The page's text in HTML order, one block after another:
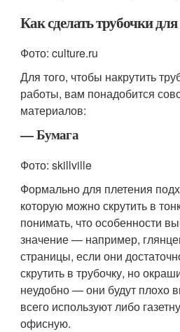
Как сделать трубочки
Фото: culture.ru
Для того, чтобы накрутить
работы, вам понадобится
материалов:
— Бумага
Фото: skillville
Формально для плетения
которую можно скрутить в
понимать, что особенности
значение — например,
страницы, если они
скрутить в трубочку, но
неудобно — они будут плохо
всего используют либо
офисную.